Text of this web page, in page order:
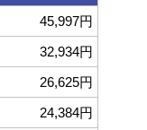
45,997円
32,934円
26,625円
24,384円